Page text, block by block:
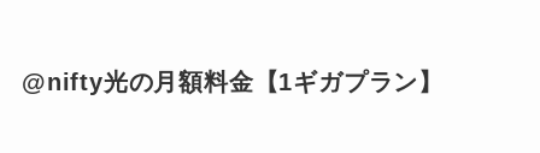
@nifty光の月額料金【1ギガプラン】